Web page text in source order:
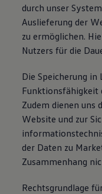
durch unser
Auslieferung der
zu ermöglichen.
Nutzers für die
Die Speicherung
Funktionsfähigkeit
Zudem dienen uns
Website und zur
der Daten zu
Zusammenhang
Rechtsgrundlage